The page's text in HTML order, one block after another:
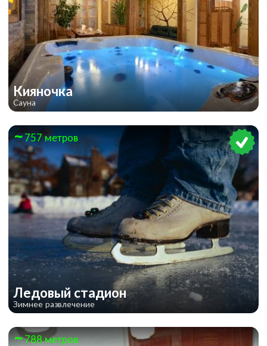
Кияночка
Сауна
757 метров
​Ледовый стадион
Зимнее развлечение
788 метров